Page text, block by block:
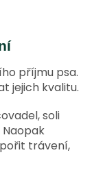
příjmu psa.
jejich kvalitu.
soli
trávení,